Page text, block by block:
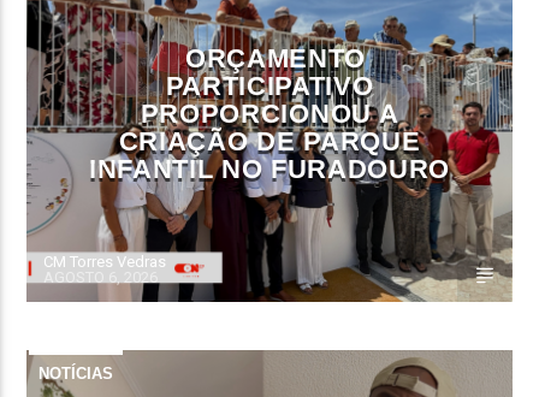
ORÇAMENTO
PARTICIPATIVO
PROPORCIONOU A
CRIAÇÃO DE PARQUE
INFANTIL NO FURADOURO
CM Torres Vedras
NOTÍCIAS